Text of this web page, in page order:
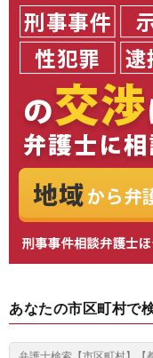
あなたの市区町村で